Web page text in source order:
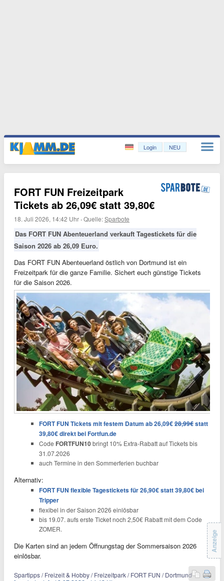
Login NEU
FORT FUN Freizeitpark
Tickets ab 26,09€ statt 39,80€
18. Juli 2026, 14:42 Uhr ·Quelle:Sparbote
Das FORT FUN Abenteuerland verkauft Tagestickets für die
Saison 2026 ab 26,09 Euro.
Das FORT FUN Abenteuerland östlich von Dortmund ist ein
Freizeitpark für die ganze Familie. Sichert euch günstige Tickets
für die Saison 2026.
FORT FUN Tickets mit festem Datum ab 26,09€28,99€statt
39,80€ direkt bei Fortfun.de
Code FORTFUN10bringt 10% Extra-Rabatt auf Tickets bis
31.07.2026
auch Termine in den Sommerferien buchbar
Alternativ:
FORT FUN flexible Tagestickets für 26,90€ statt 39,80€ bei
Tripper
flexibel in der Saison 2026 einlösbar
bis 19.07. aufs erste Ticket noch 2,50€ Rabatt mit dem Code
ZOMER.
Die Karten sind an jedem Öffnungstag der Sommersaison 2026
einlösbar.
Spartipps / Freizeit & Hobby / Freizeitpark / FORT FUN / Dortmund
Anzeige